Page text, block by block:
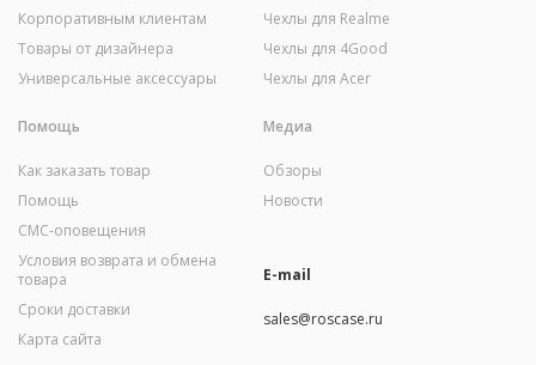
Корпоративным клиентам
Товары от дизайнера
Универсальные аксессуары
Чехлы для Realme
Чехлы для 4Good
Чехлы для Acer
Помощь
Как заказать товар
Помощь
СМС-оповещения
Условия возврата и обмена
товара
Сроки доставки
Карта сайта
Медиа
Обзоры
Новости
E-mail
sales@roscase.ru